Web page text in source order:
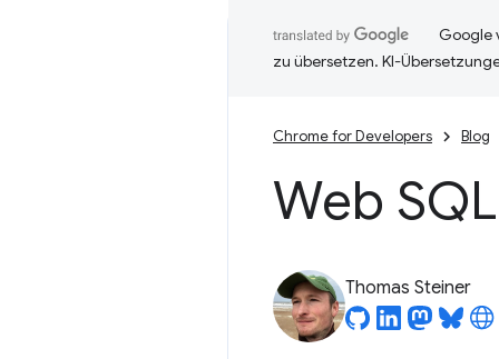
Google
zu übersetzen. KI-
Chrome for Developers Blog
Web
Thomas Steiner